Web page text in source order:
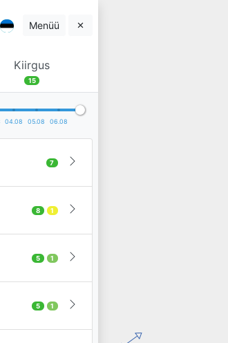
Menüü
Kiirgus
15
04.08 05.08 06.08
7
8 1
5 1
5 1